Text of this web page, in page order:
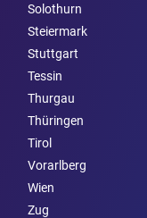
Solothurn
Steier­mark
Stuttgart
Tessin
Thurgau
Thüringen
Tirol
Vorarl­berg
Wien
Zug